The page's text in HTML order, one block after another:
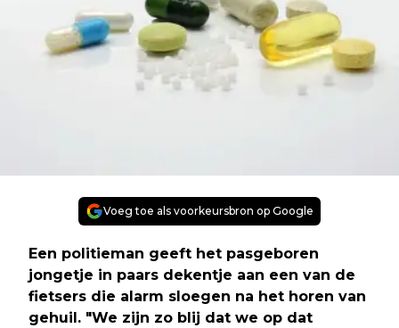
Voeg toe als voorkeursbron op Google
Een politieman geeft het pasgeboren
jongetje in paars dekentje aan een van de
fietsers die alarm sloegen na het horen van
gehuil. "We zijn zo blij dat we op dat